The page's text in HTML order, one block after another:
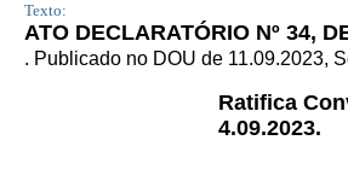
Texto:
ATO DECLARATÓRIO Nº 34,
. Publicado no DOU de 11.09.2023,
Ratifica
4.09.2023.